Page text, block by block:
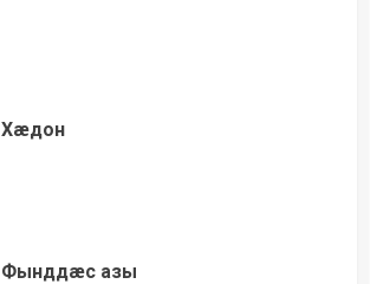
Хæдон
Фынддæс азы